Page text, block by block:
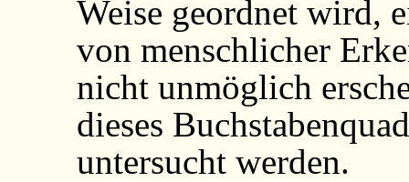
Weise geordnet wird,
von menschlicher
nicht unmöglich
dieses
untersucht werden.